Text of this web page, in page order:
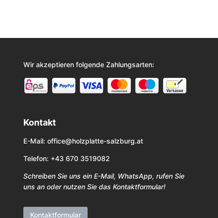
Wir akzeptieren folgende Zahlungsarten:
Kontakt
E-Mail: office@holzplatte-salzburg.at
Telefon: +43 670 3519082
Schreiben Sie uns ein E-Mail, WhatsApp, rufen Sie
uns an oder nutzen Sie das Kontaktformular!
Kontaktformular